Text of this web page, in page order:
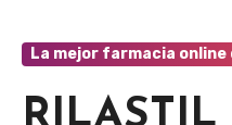
La mejor farmacia online